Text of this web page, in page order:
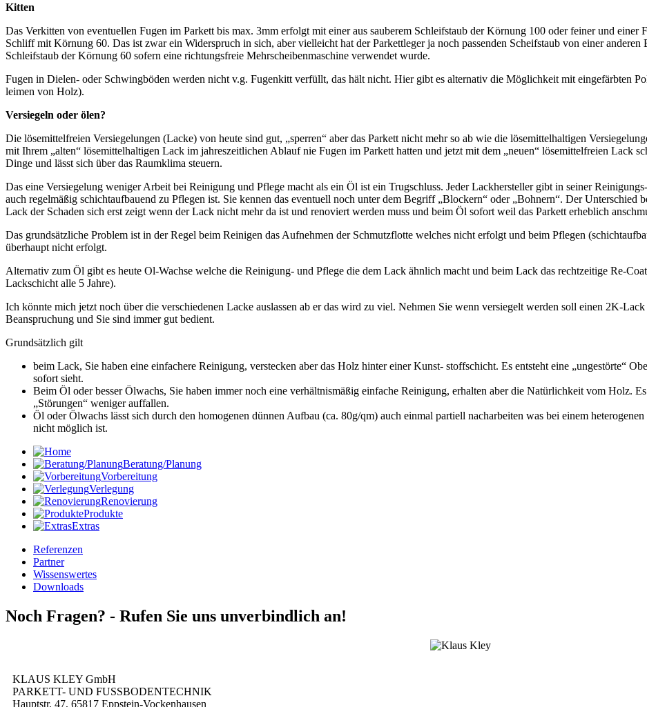
Kitten
Das Verkitten von eventuellen Fugen im Parkett bis max. 3mm erfolgt mit einer aus sauberem Schleifstaub der Körnung 100 oder feiner und einer
Schliff mit Körnung 60. Das ist zwar ein Widerspruch in sich, aber vielleicht hat der Parkettleger ja noch passenden Scheifstaub von einer anderen
Schleifstaub der Körnung 60 sofern eine richtungsfreie Mehrscheibenmaschine verwendet wurde.
Fugen in Dielen- oder Schwingböden werden nicht v.g. Fugenkitt verfüllt, das hält nicht. Hier gibt es alternativ die Möglichkeit mit eingefärbten
leimen von Holz).
Versiegeln oder ölen?
Die lösemittelfreien Versiegelungen (Lacke) von heute sind gut, „sperren“ aber das Parkett nicht mehr so ab wie die lösemittelhaltigen
mit Ihrem „alten“ lösemittelhaltigen Lack im jahreszeitlichen Ablauf nie Fugen im Parkett hatten und jetzt mit dem „neuen“ lösemittelfreien Lack
Dinge und lässt sich über das Raumklima steuern.
Das eine Versiegelung weniger Arbeit bei Reinigung und Pflege macht als ein Öl ist ein Trugschluss. Jeder Lackhersteller gibt in seiner
auch regelmäßig schichtaufbauend zu Pflegen ist. Sie kennen das eventuell noch unter dem Begriff „Blockern“ oder „Bohnern“. Der Unterschied
Lack der Schaden sich erst zeigt wenn der Lack nicht mehr da ist und renoviert werden muss und beim Öl sofort weil das Parkett erheblich
Das grundsätzliche Problem ist in der Regel beim Reinigen das Aufnehmen der Schmutzflotte welches nicht erfolgt und beim Pflegen
überhaupt nicht erfolgt.
Alternativ zum Öl gibt es heute Ol-Wachse welche die Reinigung- und Pflege die dem Lack ähnlich macht und beim Lack das rechtzeitige Re-
Lackschicht alle 5 Jahre).
Ich könnte mich jetzt noch über die verschiedenen Lacke auslassen ab er das wird zu viel. Nehmen Sie wenn versiegelt werden soll einen 2K-
Beanspruchung und Sie sind immer gut bedient.
Grundsätzlich gilt
beim Lack, Sie haben eine einfachere Reinigung, verstecken aber das Holz hinter einer Kunst- stoffschicht. Es entsteht eine „ungestörte“
sofort sieht.
Beim Öl oder besser Ölwachs, Sie haben immer noch eine verhältnismäßig einfache Reinigung, erhalten aber die Natürlichkeit vom Holz.
„Störungen“ weniger auffallen.
Öl oder Ölwachs lässt sich durch den homogenen dünnen Aufbau (ca. 80g/qm) auch einmal partiell nacharbeiten was bei einem
nicht möglich ist.
Beratung/Planung
Vorbereitung
Verlegung
Renovierung
Produkte
Extras
Referenzen
Partner
Wissenswertes
Downloads
Noch Fragen? - Rufen Sie uns unverbindlich an!
KLAUS KLEY GmbH
PARKETT- UND FUSSBODENTECHNIK
Hauptstr. 47, 65817 Eppstein-Vockenhausen